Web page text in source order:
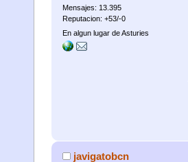
Mensajes: 13.395
Reputacion: +53/-0
En algun lugar de Asturies
javigatobcn